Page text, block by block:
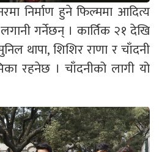
निर्माण हुने फिल्ममा आदित्य
गर्नेछन् । कार्तिक २१ देखि
थापा, शिशिर राणा र चाँदनी
रहनेछ । चाँदनीको लागी यो